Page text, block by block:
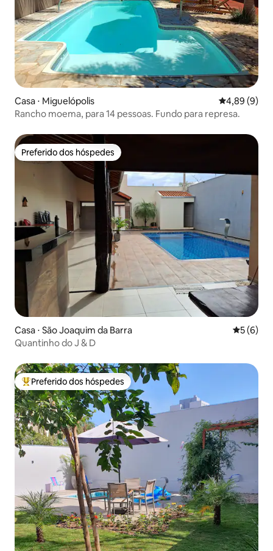
Casa ⋅ Miguelópolis 4,89 de uma
4,89 (9)
Rancho moema, para 14 pessoas. Fundo para represa.
Preferido dos hóspedes
Preferido dos hóspedes
Casa ⋅ São Joaquim da Barra 5 de
5 (6)
Quantinho do J & D
Entre os melhores preferidos dos hóspedes
Preferido dos hóspedes